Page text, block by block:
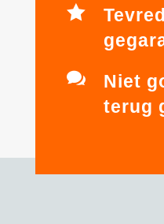


Niet
terug